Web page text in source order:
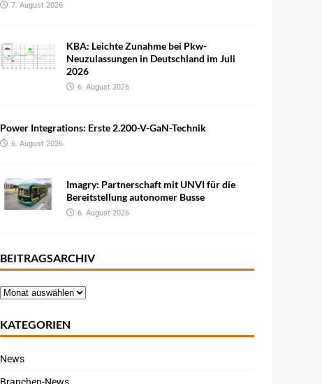
7. August 2026
KBA: Leichte Zunahme bei Pkw-
Neuzulassungen in Deutschland im Juli
2026
6. August 2026
Power Integrations: Erste 2.200-V-GaN-Technik
6. August 2026
Imagry: Partnerschaft mit UNVI für die
Bereitstellung autonomer Busse
6. August 2026
BEITRAGSARCHIV
KATEGORIEN
News